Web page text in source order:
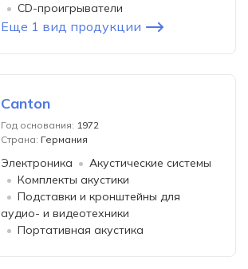
CD-проигрыватели
Еще 1 вид продукции
Canton
Год основания: 1972
Страна: Германия
Электроника
Акустические системы
Комплекты акустики
Подставки и кронштейны для
аудио- и видеотехники
Портативная акустика